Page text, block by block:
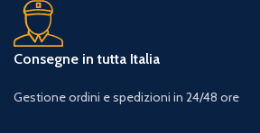
Consegne in tutta Italia
Gestione ordini e spedizioni in 24/48 ore